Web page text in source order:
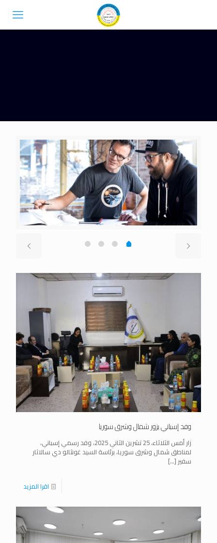
وفد إسباني يزور شمال وشرق سوريا
زار أمس الثلاثاء، 25 تشرين الثاني 2025، وفد رسمي إسباني،
لمناطق شمال وشرق سوريا، برئاسة السيد غونثالو دي سالاثار
سفير […]
اقرا المزيد